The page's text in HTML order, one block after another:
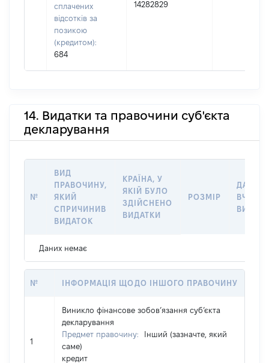
сплачених
відсотків за
позикою
(кредитом):
684
14282829
14. Видатки та правочини суб'єкта
декларування
№
ВИД
ПРАВОЧИНУ,
ЯКИЙ
СПРИЧИНИВ
ВИДАТОК
КРАЇНА, У
ЯКІЙ БУЛО
ЗДІЙСНЕНО
ВИДАТКИ
РОЗМІР
ДАТА
Даних немає
№ ІНФОРМАЦІЯ ЩОДО ІНШОГО ПРАВОЧИНУ
1
Виникло фінансове зобов’язання суб’єкта
декларування
Предмет правочину:
Інший (зазначте, який
саме)
кредит